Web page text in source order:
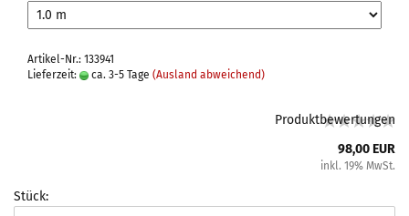
Artikel-Nr.: 133941
Lieferzeit:
ca. 3-5 Tage (Ausland abweichend)
Produktbewertungen
98,00 EUR
inkl. 19% MwSt.
Stück: